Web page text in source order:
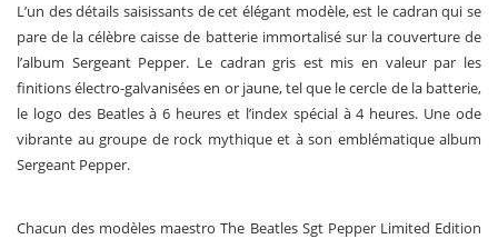
L’un des détails saisissants de cet élégant modèle, est le cadran qui se
pare de la célèbre caisse de batterie immortalisé sur la couverture de
l’album Sergeant Pepper. Le cadran gris est mis en valeur par les
finitions électro-galvanisées en or jaune, tel que le cercle de la batterie,
le logo des Beatles à 6 heures et l’index spécial à 4 heures. Une ode
vibrante au groupe de rock mythique et à son emblématique album
Sergeant Pepper.
Chacun des modèles maestro The Beatles Sgt Pepper Limited Edition